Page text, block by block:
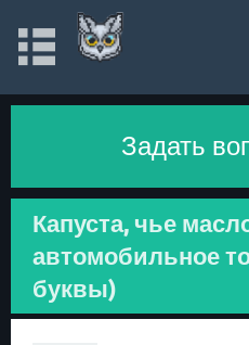
Задать
Капуста, чье
автомобильное
буквы)